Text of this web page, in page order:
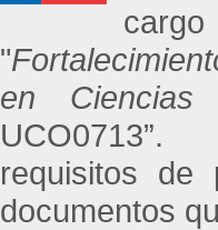
"
en Ciencias
UCO0713”.
requisitos de
documentos